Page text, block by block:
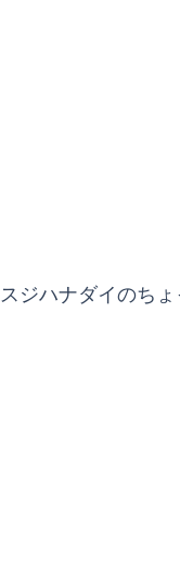
スジハナダイのち